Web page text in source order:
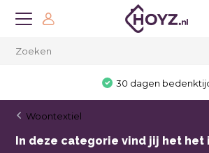
30 dagen
Woontextiel
In deze categorie vind jij het het